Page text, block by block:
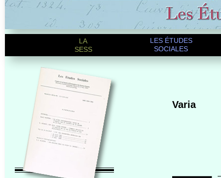
LA
SESS
LES ÉTUDES
SOCIALES
Varia